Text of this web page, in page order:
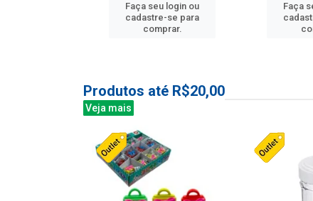
Faça seu login ou
cadastre-se para
comprar.
Faça
Produtos até R$20,00
Veja mais